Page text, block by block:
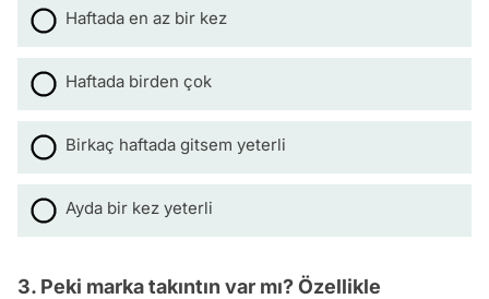
Haftada en az bir kez
Haftada birden çok
Birkaç haftada gitsem yeterli
Ayda bir kez yeterli
3. Peki marka takıntın var mı? Özellikle